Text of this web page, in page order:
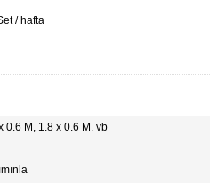
/ hafta
0.6 M, 1.8 x 0.6 M. vb